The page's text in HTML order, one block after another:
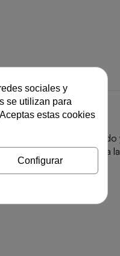
de acero
sin renunciar a
sociales y
se utilizan para
estas cookies
Configurar